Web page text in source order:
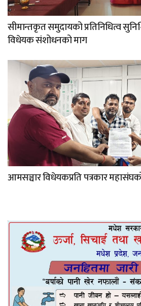
सीमान्तकृत समुदायको प्रतिनिधित्व
विधेयक संशोधनको माग
आमसञ्चार विधेयकप्रति पत्रकार